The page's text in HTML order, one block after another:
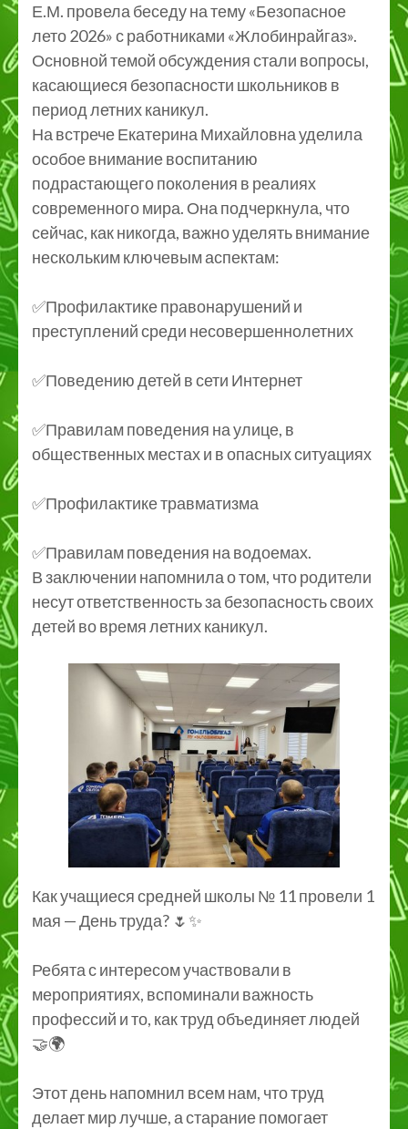
Е.М. провела беседу на тему «Безопасное
лето 2026» с работниками «Жлобинрайгаз».
Основной темой обсуждения стали вопросы,
касающиеся безопасности школьников в
период летних каникул.
На встрече Екатерина Михайловна уделила
особое внимание воспитанию
подрастающего поколения в реалиях
современного мира. Она подчеркнула, что
сейчас, как никогда, важно уделять внимание
нескольким ключевым аспектам:
✅Профилактике правонарушений и
преступлений среди несовершеннолетних
✅Поведению детей в сети Интернет
✅Правилам поведения на улице, в
общественных местах и в опасных ситуациях
✅Профилактике травматизма
✅Правилам поведения на водоемах.
В заключении напомнила о том, что родители
несут ответственность за безопасность своих
детей во время летних каникул.
Как учащиеся средней школы № 11 провели 1
мая — День труда? 🌷✨
Ребята с интересом участвовали в
мероприятиях, вспоминали важность
профессий и то, как труд объединяет людей
🤝🌍
Этот день напомнил всем нам, что труд
делает мир лучше, а старание помогает